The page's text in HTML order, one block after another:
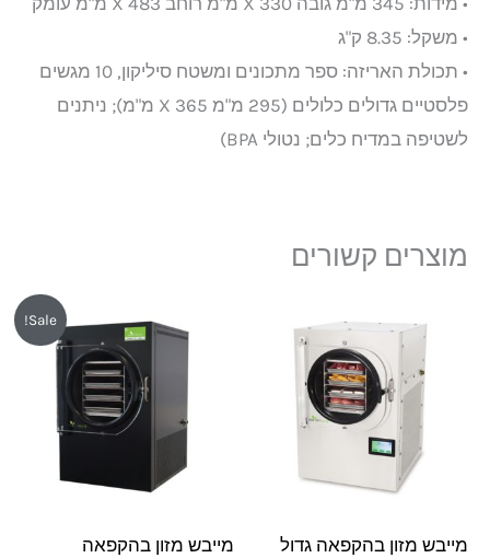
• משקל: 8.35 ק"ג
• תכולת האריזה: ספר מתכונים ומשטח סיליקון, 10 מגשים
פלסטיים גדולים כלולים (295 מ"מ X 365 מ"מ); ניתנים
לשטיפה במדיח כלים; נטולי BPA)
מוצרים קשורים
מייבש מזון בהקפאה גדול
Sale!
מייבש מזון בהקפאה
המקורי
₪29,350.
המחיר
הנוכחי
הוא:
₪28,500.